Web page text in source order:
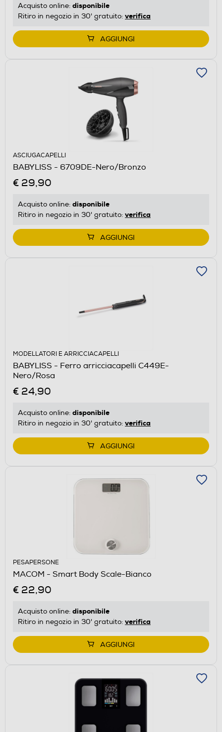
Acquisto online: disponibile
Ritiro in negozio in 30' gratuito: verifica
AGGIUNGI
ASCIUGACAPELLI
BABYLISS - 6709DE-Nero/Bronzo
€ 29,90
Acquisto online: disponibile
Ritiro in negozio in 30' gratuito: verifica
AGGIUNGI
MODELLATORI E ARRICCIACAPELLI
BABYLISS - Ferro arricciacapelli C449E-
Nero/Rosa
€ 24,90
Acquisto online: disponibile
Ritiro in negozio in 30' gratuito: verifica
AGGIUNGI
PESAPERSONE
MACOM - Smart Body Scale-Bianco
€ 22,90
Acquisto online: disponibile
Ritiro in negozio in 30' gratuito: verifica
AGGIUNGI